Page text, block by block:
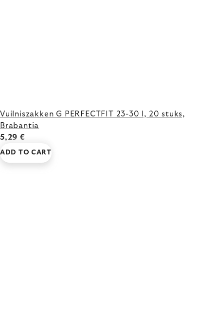
Vuilniszakken G PERFECTFIT 23-30 l, 20 stuks,
Brabantia
5,29 €
ADD TO CART